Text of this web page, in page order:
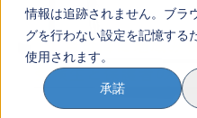
情報は追跡されません。ブラ
グを行わない設定を記憶する
使用されます。
承諾
イベントを探す
おためし地域留学
マガジン